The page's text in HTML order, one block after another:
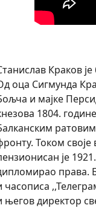
Краков
оца Сигмунда
и мајке
1804.
Током своје
је
права.
часописа
његов директор